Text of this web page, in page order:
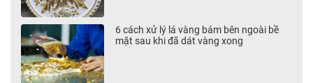
6 cách xử lý lá vàng bám bên ngoài bề
mặt sau khi đã dát vàng xong